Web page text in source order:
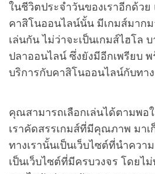
ในชีวิตประจำวันของเราอีกด้วย
คาสิโนออนไลน์นั้น มีเกมส์มาก
เล่นกัน ไม่ว่าจะเป็นเกมส์ไฮโล
ปลาออนไลน์ ซึ่งยังมีอีกเพรียบ
บริการกับคาสิโนออนไลน์กับทาง
คุณสามารถเลือกเล่นได้ตามพอ
เราคัดสรรเกมส์ที่มีคุณภาพ มาเ
ทางเรานั้นเป็นเว็บไซต์ที่นำคว
เป็นเว็บไซต์ที่มีครบวงจร โดยไ